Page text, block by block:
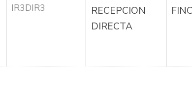
IR3DIR3
RECEPCION
DIRECTA